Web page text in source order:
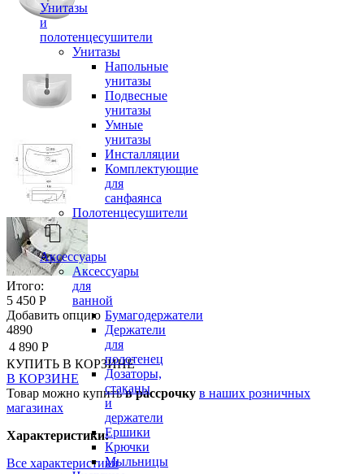
Унитазы
и
полотенцесушители
Унитазы
Напольные
унитазы
Подвесные
унитазы
Умные
унитазы
Инсталляции
Комплектующие
для
санфаянса
Полотенцесушители
Аксессуары
Аксессуары
для
ванной
Бумагодержатели
Держатели
для
полотенец
Дозаторы,
стаканы
и
держатели
Ершики
Крючки
Мыльницы
Итого:
5 450 Р
Добавить опцию
4890
4 890 Р
КУПИТЬ В КОРЗИНЕ
В КОРЗИНЕ
Товар можно купитьв рассрочку в наших розничных
магазинах
Характеристики:
Все характеристики